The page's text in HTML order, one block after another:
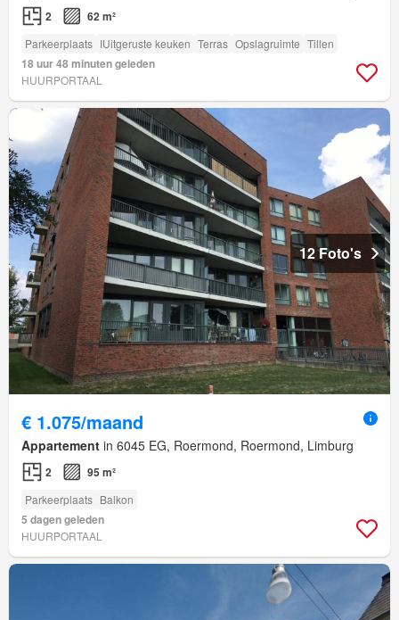
2 62 m²
Parkeerplaats IUitgeruste keuken Terras Opslagruimte Tillen
18 uur 48 minuten geleden
HUURPORTAAL
12 Foto's
€ 1.075/maand
Appartement in 6045 EG, Roermond, Roermond, Limburg
2 95 m²
Parkeerplaats Balkon
5 dagen geleden
HUURPORTAAL